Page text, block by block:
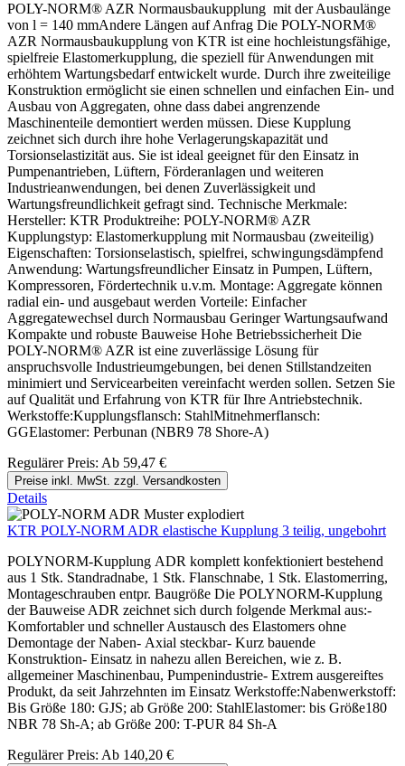
POLY-NORM® AZR Normausbaukupplung mit der Ausbaulänge
von l = 140 mmAndere Längen auf Anfrag Die POLY-NORM®
AZR Normausbaukupplung von KTR ist eine hochleistungsfähige,
spielfreie Elastomerkupplung, die speziell für Anwendungen mit
erhöhtem Wartungsbedarf entwickelt wurde. Durch ihre zweiteilige
Konstruktion ermöglicht sie einen schnellen und einfachen Ein- und
Ausbau von Aggregaten, ohne dass dabei angrenzende
Maschinenteile demontiert werden müssen. Diese Kupplung
zeichnet sich durch ihre hohe Verlagerungskapazität und
Torsionselastizität aus. Sie ist ideal geeignet für den Einsatz in
Pumpenantrieben, Lüftern, Förderanlagen und weiteren
Industrieanwendungen, bei denen Zuverlässigkeit und
Wartungsfreundlichkeit gefragt sind. Technische Merkmale:
Hersteller: KTR Produktreihe: POLY-NORM® AZR
Kupplungstyp: Elastomerkupplung mit Normausbau (zweiteilig)
Eigenschaften: Torsionselastisch, spielfrei, schwingungsdämpfend
Anwendung: Wartungsfreundlicher Einsatz in Pumpen, Lüftern,
Kompressoren, Fördertechnik u.v.m. Montage: Aggregate können
radial ein- und ausgebaut werden Vorteile: Einfacher
Aggregatewechsel durch Normausbau Geringer Wartungsaufwand
Kompakte und robuste Bauweise Hohe Betriebssicherheit Die
POLY-NORM® AZR ist eine zuverlässige Lösung für
anspruchsvolle Industrieumgebungen, bei denen Stillstandzeiten
minimiert und Servicearbeiten vereinfacht werden sollen. Setzen Sie
auf Qualität und Erfahrung von KTR für Ihre Antriebstechnik.
Werkstoffe:Kupplungsflansch: StahlMitnehmerflansch:
GGElastomer: Perbunan (NBR9 78 Shore-A)
Regulärer Preis: Ab 59,47 €
Preise inkl. MwSt. zzgl. Versandkosten
Details
KTR POLY-NORM ADR elastische Kupplung 3 teilig, ungebohrt
POLYNORM-Kupplung ADR komplett konfektioniert bestehend
aus 1 Stk. Standradnabe, 1 Stk. Flanschnabe, 1 Stk. Elastomerring,
Montageschrauben entpr. Baugröße Die POLYNORM-Kupplung
der Bauweise ADR zeichnet sich durch folgende Merkmal aus:-
Komfortabler und schneller Austausch des Elastomers ohne
Demontage der Naben- Axial steckbar- Kurz bauende
Konstruktion- Einsatz in nahezu allen Bereichen, wie z. B.
allgemeiner Maschinenbau, Pumpenindustrie- Extrem ausgereiftes
Produkt, da seit Jahrzehnten im Einsatz Werkstoffe:Nabenwerkstoff:
Bis Größe 180: GJS; ab Größe 200: StahlElastomer: bis Größe180
NBR 78 Sh-A; ab Größe 200: T-PUR 84 Sh-A
Regulärer Preis: Ab 140,20 €